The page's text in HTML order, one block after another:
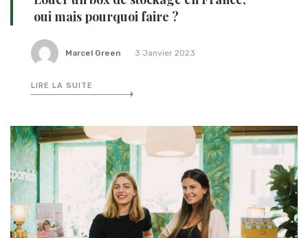
oui mais pourquoi faire ?
Marcel Green 3 Janvier 2023
LIRE LA SUITE